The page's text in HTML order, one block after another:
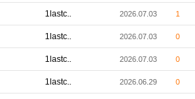
1lastc.. 2026.07.03 1
1lastc.. 2026.07.03 0
1lastc.. 2026.07.03 0
1lastc.. 2026.06.29 0